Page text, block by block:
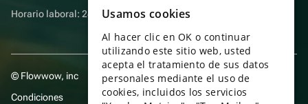
Horario laboral: 24 horas
© Flowwow, inc
Condiciones
ENGLISH
UKRAINIAN
PORTUGUESE
Usamos cookies
Al hacer clic en OK o continuar
utilizando este sitio web, usted
acepta el tratamiento de sus datos
personales mediante el uso de
cookies, incluidos los servicios